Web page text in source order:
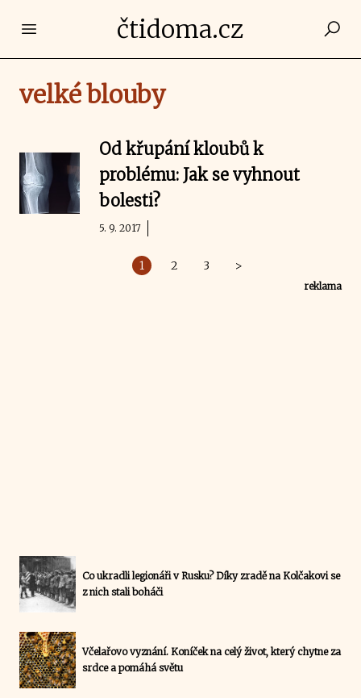
Open main menučtidoma.cz
velké blouby
Od křupání kloubů k
problému: Jak se vyhnout
bolesti?
5. 9. 2017
1 2 3 >
reklama
Co ukradli legionáři v Rusku? Díky zradě na Kolčakovi se
z nich stali boháči
Včelařovo vyznání. Koníček na celý život, který chytne za
srdce a pomáhá světu